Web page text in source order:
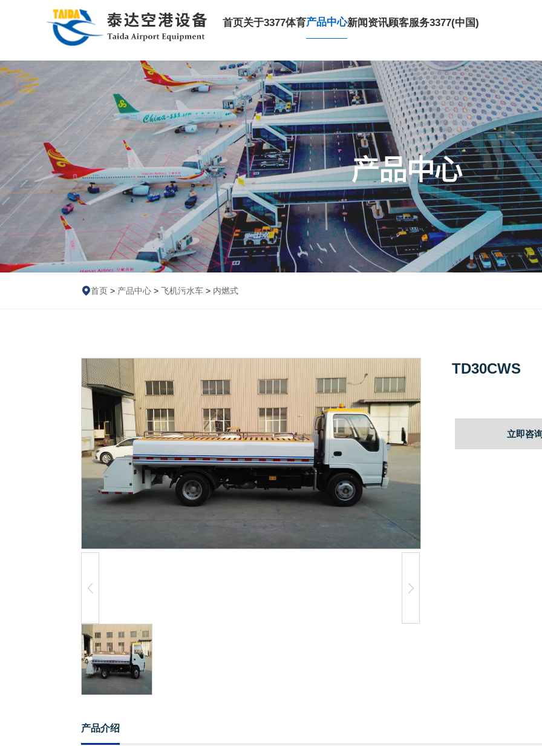
首页关于3377体育产品中心新闻资讯顾客服务3377(中国)
首页 > 产品中心 >飞机污水车 > 内燃式
TD30CWS
立即咨
产品介绍